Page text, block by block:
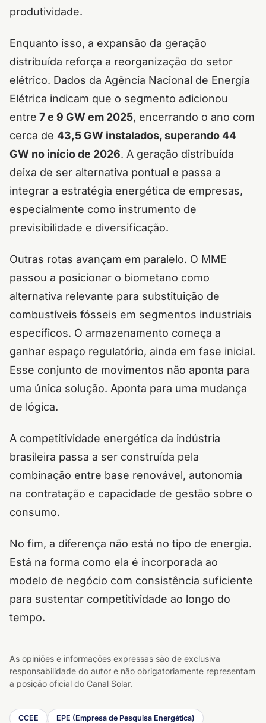
produtividade.
Enquanto isso, a expansão da geração
distribuída reforça a reorganização do setor
elétrico. Dados da Agência Nacional de Energia
Elétrica indicam que o segmento adicionou
entre 7 e 9 GW em 2025, encerrando o ano com
cerca de 43,5 GW instalados, superando 44
GW no início de 2026. A geração distribuída
deixa de ser alternativa pontual e passa a
integrar a estratégia energética de empresas,
especialmente como instrumento de
previsibilidade e diversificação.
Outras rotas avançam em paralelo. O MME
passou a posicionar o biometano como
alternativa relevante para substituição de
combustíveis fósseis em segmentos industriais
específicos. O armazenamento começa a
ganhar espaço regulatório, ainda em fase inicial.
Esse conjunto de movimentos não aponta para
uma única solução. Aponta para uma mudança
de lógica.
A competitividade energética da indústria
brasileira passa a ser construída pela
combinação entre base renovável, autonomia
na contratação e capacidade de gestão sobre o
consumo.
No fim, a diferença não está no tipo de energia.
Está na forma como ela é incorporada ao
modelo de negócio com consistência suficiente
para sustentar competitividade ao longo do
tempo.
As opiniões e informações expressas são de exclusiva
responsabilidade do autor e não obrigatoriamente representam
a posição oficial do Canal Solar.
CCEE EPE (Empresa de Pesquisa Energética)